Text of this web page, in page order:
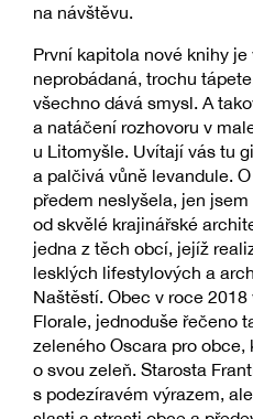
na návštěvu.
První kapitola nové knihy
neprobádaná, trochu
všechno dává smysl. A
a natáčení rozhovoru v
u Litomyšle. Uvítají vás tu
a palčivá vůně levandule.
předem neslyšela, jen
od skvělé krajinářské
jedna z těch obcí, jejíž
lesklých lifestylových a
Naštěstí. Obec v roce
Florale, jednoduše řečeno
zeleného Oscara pro obce,
o svou zeleň. Starosta
s podezíravém výrazem,